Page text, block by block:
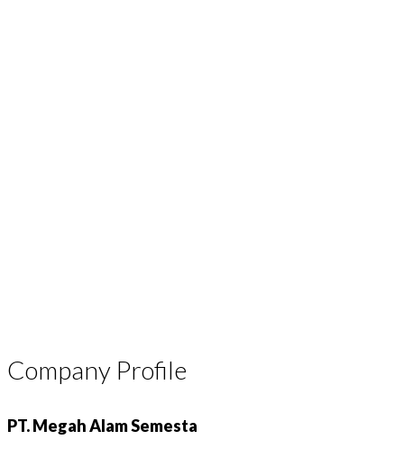
Company Profile
PT. Megah Alam Semesta